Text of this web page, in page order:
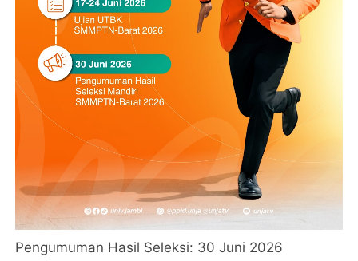
Pengumuman Hasil Seleksi: 30 Juni 2026